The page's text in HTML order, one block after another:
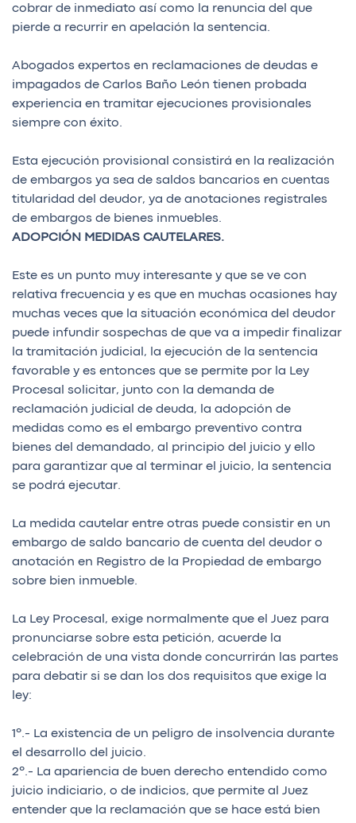
cobrar de inmediato así como la renuncia del que
pierde a recurrir en apelación la sentencia.
Abogados expertos en reclamaciones de deudas e
impagados de Carlos Baño León tienen probada
experiencia en tramitar ejecuciones provisionales
siempre con éxito.
Esta ejecución provisional consistirá en la realización
de embargos ya sea de saldos bancarios en cuentas
titularidad del deudor, ya de anotaciones registrales
de embargos de bienes inmuebles.
ADOPCIÓN MEDIDAS CAUTELARES.
Este es un punto muy interesante y que se ve con
relativa frecuencia y es que en muchas ocasiones hay
muchas veces que la situación económica del deudor
puede infundir sospechas de que va a impedir finalizar
la tramitación judicial, la ejecución de la sentencia
favorable y es entonces que se permite por la Ley
Procesal solicitar, junto con la demanda de
reclamación judicial de deuda, la adopción de
medidas como es el embargo preventivo contra
bienes del demandado, al principio del juicio y ello
para garantizar que al terminar el juicio, la sentencia
se podrá ejecutar.
La medida cautelar entre otras puede consistir en un
embargo de saldo bancario de cuenta del deudor o
anotación en Registro de la Propiedad de embargo
sobre bien inmueble.
La Ley Procesal, exige normalmente que el Juez para
pronunciarse sobre esta petición, acuerde la
celebración de una vista donde concurrirán las partes
para debatir si se dan los dos requisitos que exige la
ley:
1º.- La existencia de un peligro de insolvencia durante
el desarrollo del juicio.
2º.- La apariencia de buen derecho entendido como
juicio indiciario, o de indicios, que permite al Juez
entender que la reclamación que se hace está bien